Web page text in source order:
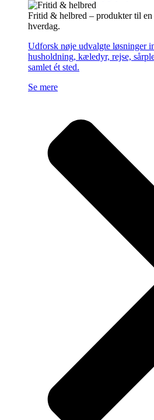
Fritid & helbred – produkter til en
hverdag.
Udforsk nøje udvalgte løsninger
husholdning, kæledyr, rejse,
samlet ét sted.
Se mere